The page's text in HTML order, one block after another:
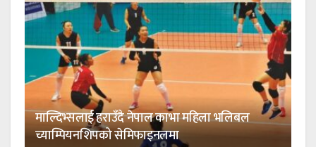
माल्दिभ्सलाई हराउँदै नेपाल काभा महिला भलिबल
च्याम्पियनशिपको सेमिफाइनलमा